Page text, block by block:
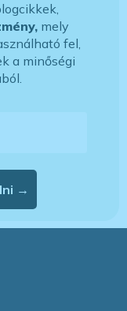
mely
fel,
a minőségi
Nem akarok lemaradni →